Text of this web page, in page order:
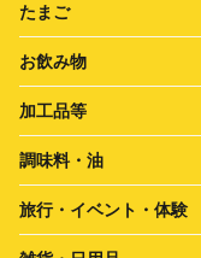
たまご
お飲み物
加工品等
調味料・油
旅行・イベント・体験